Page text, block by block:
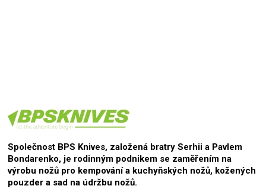
Společnost BPS Knives, založená bratry Serhii a Pavlem
Bondarenko, je rodinným podnikem se zaměřením na
výrobu nožů pro kempování a kuchyňských nožů, kožených
pouzder a sad na údržbu nožů.